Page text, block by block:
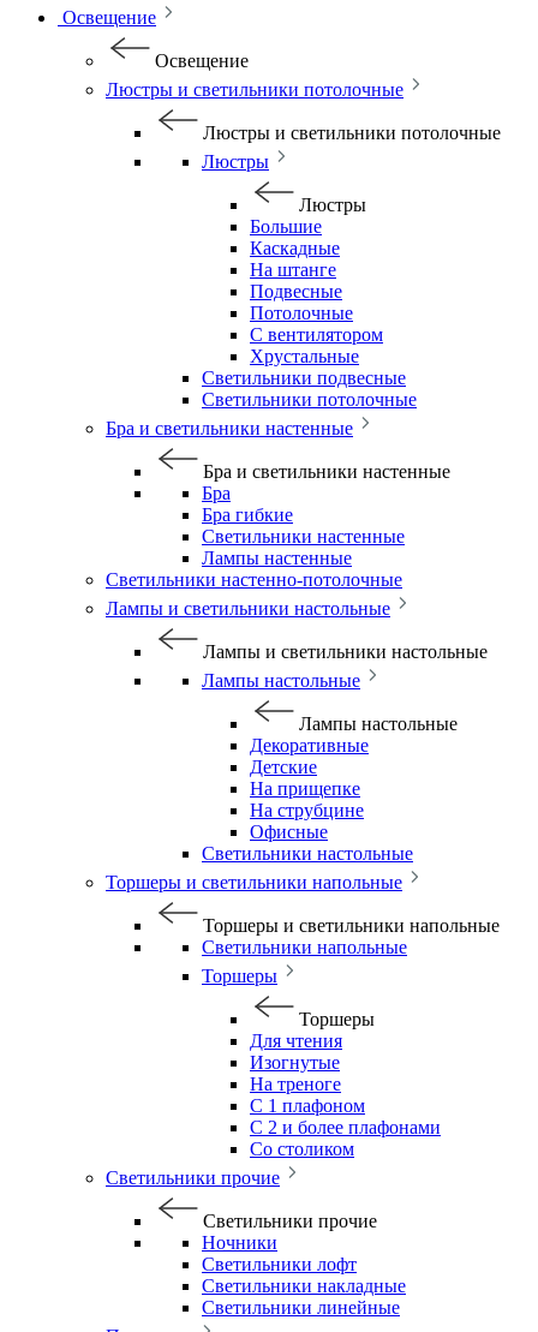
Освещение
Освещение
Люстры и светильники потолочные
Люстры и светильники потолочные
Люстры
Люстры
Большие
Каскадные
На штанге
Подвесные
Потолочные
С вентилятором
Хрустальные
Светильники подвесные
Светильники потолочные
Бра и светильники настенные
Бра и светильники настенные
Бра
Бра гибкие
Светильники настенные
Лампы настенные
Светильники настенно-потолочные
Лампы и светильники настольные
Лампы и светильники настольные
Лампы настольные
Лампы настольные
Декоративные
Детские
На прищепке
На струбцине
Офисные
Светильники настольные
Торшеры и светильники напольные
Торшеры и светильники напольные
Светильники напольные
Торшеры
Торшеры
Для чтения
Изогнутые
На треноге
С 1 плафоном
С 2 и более плафонами
Со столиком
Светильники прочие
Светильники прочие
Ночники
Светильники лофт
Светильники накладные
Светильники линейные